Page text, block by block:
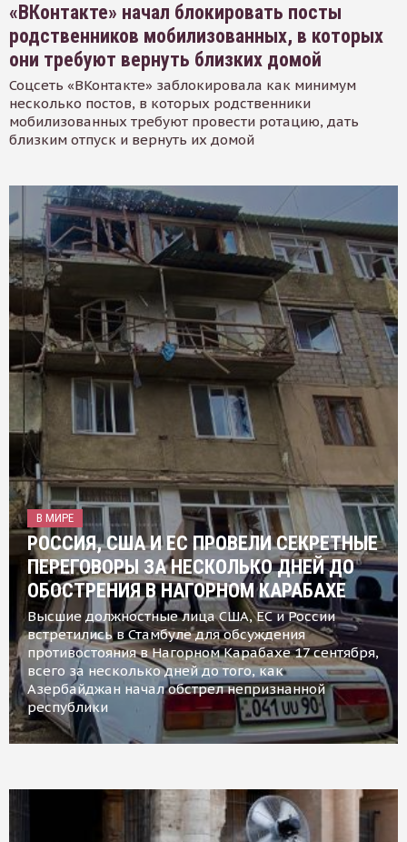
«ВКонтакте» начал блокировать посты
родственников мобилизованных, в которых
они требуют вернуть близких домой
Соцсеть «ВКонтакте» заблокировала как минимум
несколько постов, в которых родственники
мобилизованных требуют провести ротацию, дать
близким отпуск и вернуть их домой
В МИРЕ
РОССИЯ, США И ЕС ПРОВЕЛИ СЕКРЕТНЫЕ
ПЕРЕГОВОРЫ ЗА НЕСКОЛЬКО ДНЕЙ ДО
ОБОСТРЕНИЯ В НАГОРНОМ КАРАБАХЕ
Высшие должностные лица США, ЕС и России
встретились в Стамбуле для обсуждения
противостояния в Нагорном Карабахе 17 сентября,
всего за несколько дней до того, как
Азербайджан начал обстрел непризнанной
республики